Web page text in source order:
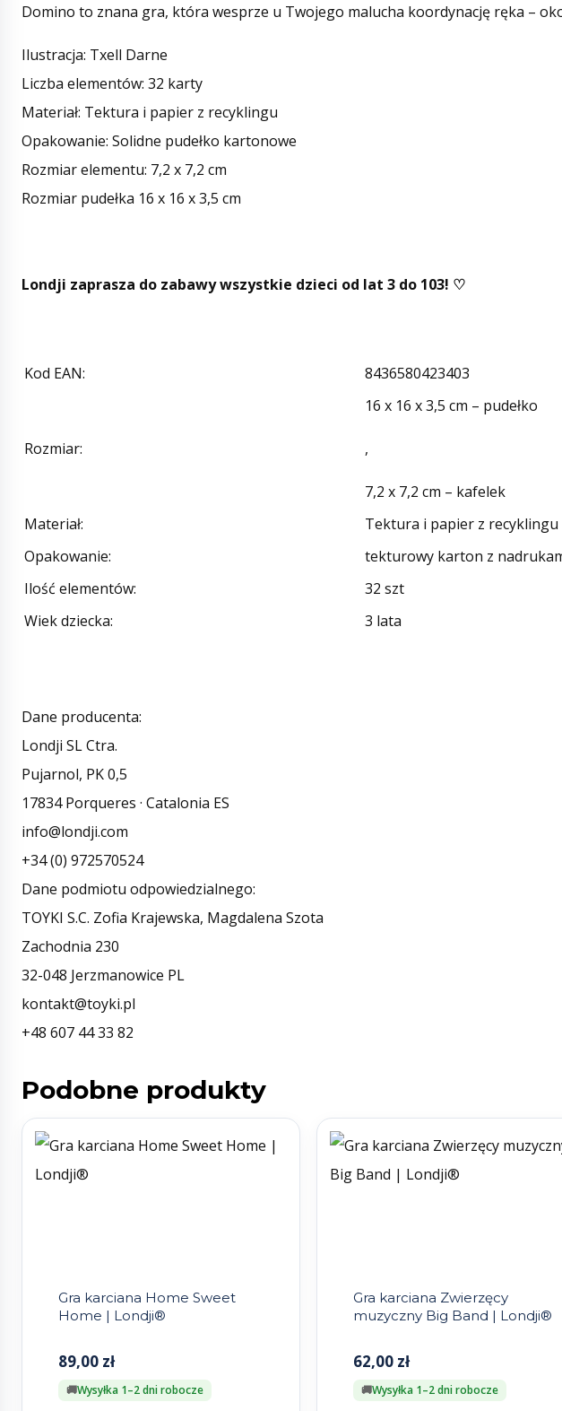
Domino to znana gra, która wesprze u Twojego malucha koordynację ręka –
Ilustracja: Txell Darne
Liczba elementów: 32 karty
Materiał: Tektura i papier z recyklingu
Opakowanie: Solidne pudełko kartonowe
Rozmiar elementu: 7,2 x 7,2 cm
Rozmiar pudełka 16 x 16 x 3,5 cm
Londji zaprasza do zabawy wszystkie dzieci od lat 3 do 103! ♡
Kod EAN: 8436580423403
Rozmiar:
16 x 16 x 3,5 cm – pudełko
,
7,2 x 7,2 cm – kafelek
Materiał:
Tektura i papier z recyklingu
Opakowanie:
tekturowy karton z
Ilość elementów:
32 szt
Wiek dziecka: 3 lata
Dane producenta:
Londji SL Ctra.
Pujarnol, PK 0,5
17834 Porqueres · Catalonia ES
info@londji.com
+34 (0) 972570524
Dane podmiotu odpowiedzialnego:
TOYKI S.C. Zofia Krajewska, Magdalena Szota
Zachodnia 230
32-048 Jerzmanowice PL
kontakt@toyki.pl
+48 607 44 33 82
Podobne produkty
Gra karciana Home Sweet
Home | Londji®
89,00 zł
Wysyłka 1–2 dni robocze
Gra karciana Zwierzęcy
muzyczny Big Band | Londji®
62,00 zł
Wysyłka 1–2 dni robocze